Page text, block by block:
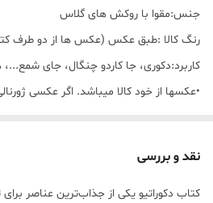
جنس:مقوا با روکش های گلاس
رنگ کالا :طبق عکس (عکس ها از دو طرف
کاربرد:دکوری، جا کاردو چنگال، جای
•عکسها از خود کالا میباشد. اگر عکسی
-شهرستان : پس کرایه به مامور
نقد و بررسی
کتاب دکوراتیو یکی از جذاب‌ترین عناصر